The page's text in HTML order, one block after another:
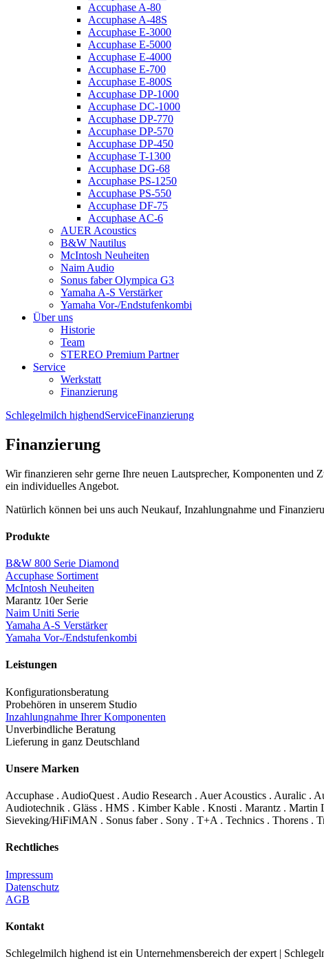
Accuphase A-80
Accuphase A-48S
Accuphase E-3000
Accuphase E-5000
Accuphase E-4000
Accuphase E-700
Accuphase E-800S
Accuphase DP-1000
Accuphase DC-1000
Accuphase DP-770
Accuphase DP-570
Accuphase DP-450
Accuphase T-1300
Accuphase DG-68
Accuphase PS-1250
Accuphase PS-550
Accuphase DF-75
Accuphase AC-6
AUER Acoustics
B&W Nautilus
McIntosh Neuheiten
Naim Audio
Sonus faber Olympica G3
Yamaha A-S Verstärker
Yamaha Vor-/Endstufenkombi
Über uns
Historie
Team
STEREO Premium Partner
Service
Werkstatt
Finanzierung
Schlegelmilch highendServiceFinanzierung
Finanzierung
Wir finanzieren sehr gerne Ihre neuen Lautsprecher, Komponenten
ein individuelles Angebot.
Natürlich können bei uns auch Neukauf, Inzahlungnahme und
Produkte
B&W 800 Serie Diamond
Accuphase Sortiment
McIntosh Neuheiten
Marantz 10er Serie
Naim Uniti Serie
Yamaha A-S Verstärker
Yamaha Vor-/Endstufenkombi
Leistungen
Konfigurationsberatung
Probehören in unserem Studio
Inzahlungnahme Ihrer Komponenten
Unverbindliche Beratung
Lieferung in ganz Deutschland
Unsere Marken
Accuphase . AudioQuest . Audio Research . Auer Acoustics . Auralic .
Audiotechnik . Gläss . HMS . Kimber Kable . Knosti . Marantz . Martin
Sieveking/HiFiMAN . Sonus faber . Sony . T+A . Technics . Thorens .
Rechtliches
Impressum
Datenschutz
AGB
Kontakt
Schlegelmilch highend ist ein Unternehmensbereich der expert |